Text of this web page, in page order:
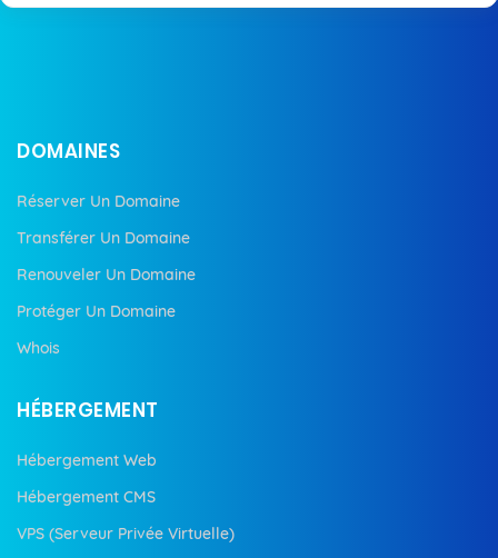
DOMAINES
Réserver Un Domaine
Transférer Un Domaine
Renouveler Un Domaine
Protéger Un Domaine
Whois
HÉBERGEMENT
Hébergement Web
Hébergement CMS
VPS (Serveur Privée Virtuelle)